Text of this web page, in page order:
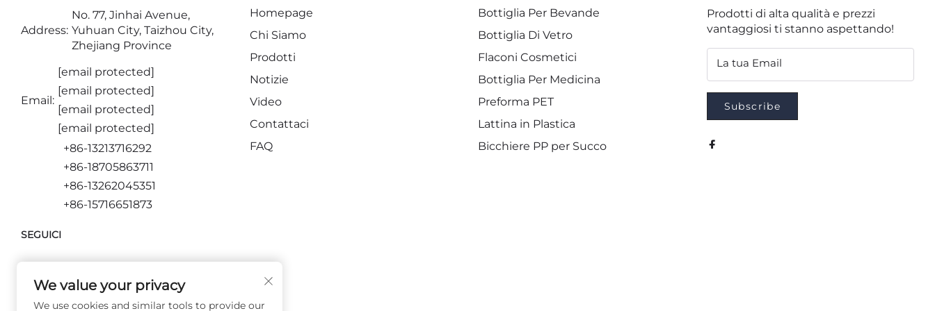
Address:
No. 77, Jinhai Avenue,
Yuhuan City, Taizhou City,
Zhejiang Province
Email:
[email protected]
[email protected]
[email protected]
[email protected]
+86-13213716292
+86-18705863711
+86-13262045351
+86-15716651873
Homepage
Chi Siamo
Prodotti
Notizie
Video
Contattaci
FAQ
Bottiglia Per Bevande
Bottiglia Di Vetro
Flaconi Cosmetici
Bottiglia Per Medicina
Preforma PET
Lattina in Plastica
Bicchiere PP per Succo
Prodotti di alta qualità e prezzi
vantaggiosi ti stanno aspettando!
La tua Email
Subscribe
SEGUICI
We value your privacy
We use cookies and similar tools to provide our